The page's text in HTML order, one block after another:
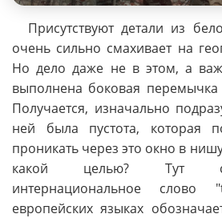
Присутствуют детали из
очень сильно смахивает на
Но дело даже не в этом, а
выполнена боковая перемычка
Получается, изначально
ней была пустота, которая
проникать через это окно в
какой целью? Тут
интернациональное
европейских языках